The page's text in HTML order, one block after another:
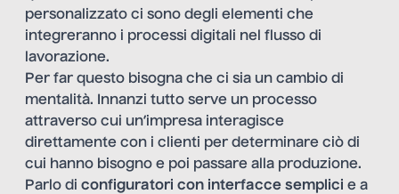
personalizzato ci sono degli elementi che
integreranno i processi digitali nel flusso di
lavorazione.
Per far questo bisogna che ci sia un cambio di
mentalità. Innanzi tutto serve un processo
attraverso cui un’impresa interagisce
direttamente con i clienti per determinare ciò di
cui hanno bisogno e poi passare alla produzione.
Parlo di configuratori con interfacce semplici e a